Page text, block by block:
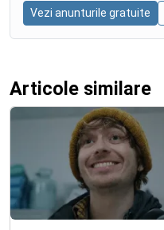
Vezi anunturile gratuite
Articole similare